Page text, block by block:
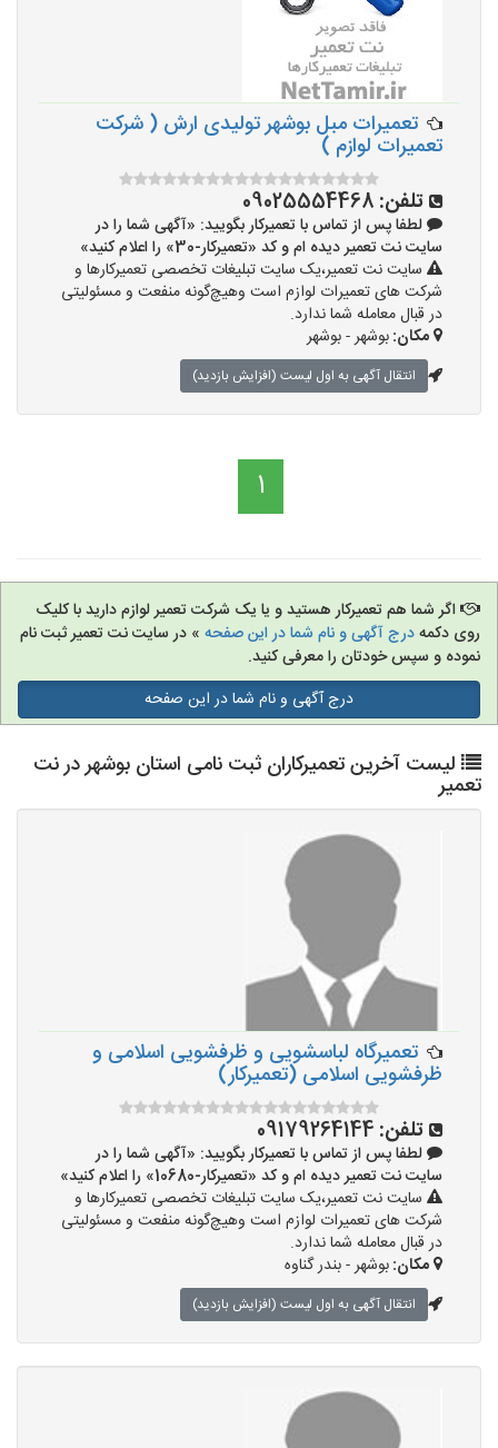
تعمیرات مبل بوشهر تولیدی ارش ( شرکت
تعمیرات لوازم )
تلفن: 09025554468
لطفا پس از تماس با تعمیرکار بگویید: «آگهی شما را در
سایت نت تعمیر دیده ام و کد «تعمیرکار-30» را اعلام کنید»
سایت نت تعمیر،یک سایت تبلیغات تخصصی تعمیرکارها و
شرکت های تعمیرات لوازم است وهیچ‌گونه منفعت و مسئولیتی
در قبال معامله شما ندارد.
مکان:بوشهر - بوشهر
انتقال آگهی به اول لیست (افزایش بازدید)
1
اگر شما هم تعمیرکار هستید و یا یک شرکت تعمیر لوازم دارید با کلیک
روی دکمهدرج آگهی و نام شما در این صفحه » در سایت نت تعمیر ثبت نام
نموده و سپس خودتان را معرفی کنید.
درج آگهی و نام شما در این صفحه
لیست آخرین تعمیرکاران ثبت نامی استان بوشهر در نت
تعمیر
تعمیرگاه لباسشویی و ظرفشویی اسلامی و
ظرفشویی اسلامی (تعمیرکار)
تلفن: 09179264144
لطفا پس از تماس با تعمیرکار بگویید: «آگهی شما را در
سایت نت تعمیر دیده ام و کد «تعمیرکار-10680» را اعلام کنید»
سایت نت تعمیر،یک سایت تبلیغات تخصصی تعمیرکارها و
شرکت های تعمیرات لوازم است وهیچ‌گونه منفعت و مسئولیتی
در قبال معامله شما ندارد.
مکان:بوشهر - بندر گناوه
انتقال آگهی به اول لیست (افزایش بازدید)